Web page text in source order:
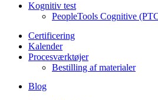
Kognitiv test
PeopleTools Cognitive
Certificering
Kalender
Procesværktøjer
Bestilling af materialer
Blog